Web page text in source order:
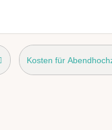
Kosten für